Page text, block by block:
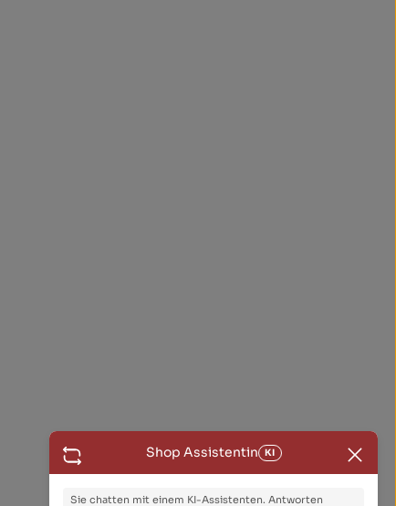
Shop Assistentin KI
Sie chatten mit einem KI-Assistenten. Antworten